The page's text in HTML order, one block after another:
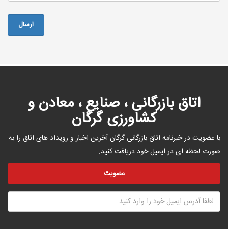
اتاق بازرگانی ، صنایع ، معادن و
کشاورزی گرگان
با عضویت در خبرنامه اتاق بازرگانی گرگان آخرین اخبار و رویداد های اتاق را به
صورت لحظه ای در ایمیل خود دریافت کنید.